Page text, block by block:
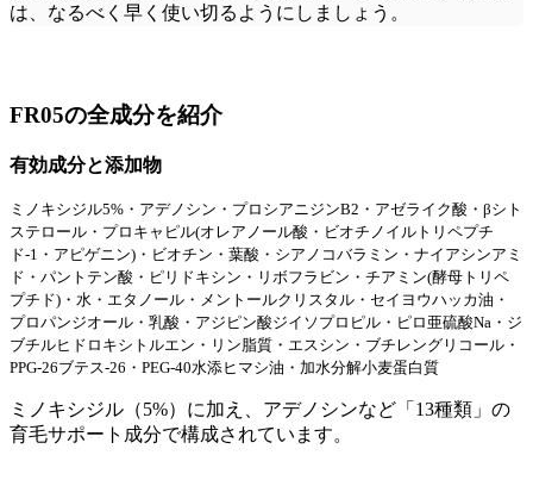
は、なるべく早く使い切るようにしましょう。
FR05の全成分を紹介
有効成分と添加物
ミノキシジル5%・アデノシン・プロシアニジンB2・アゼライク酸・βシト
ステロール・プロキャピル(オレアノール酸・ビオチノイルトリペプチ
ド-1・アピゲニン)・ビオチン・葉酸・シアノコバラミン・ナイアシンアミ
ド・パントテン酸・ピリドキシン・リボフラビン・チアミン(酵母トリペ
プチド) ・水・エタノール・メントールクリスタル・セイヨウハッカ油・
プロパンジオール・乳酸・アジピン酸ジイソプロピル・ピロ亜硫酸Na・ジ
ブチルヒドロキシトルエン・リン脂質・エスシン・ブチレングリコール・
PPG-26ブテス-26・PEG-40水添ヒマシ油・加水分解小麦蛋白質
ミノキシジル（5%）に加え、アデノシンなど「13種類」の
育毛サポート成分で構成されています。